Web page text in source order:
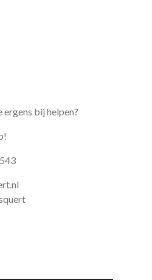
ergens bij helpen?